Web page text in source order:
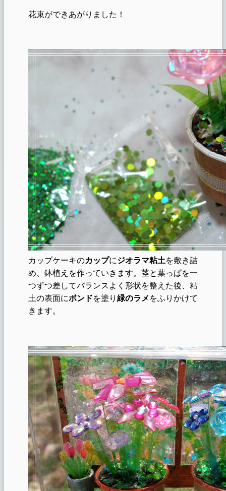
花束ができあがりました！
カップケーキのカップにジオラマ粘土を敷き詰
め、鉢植えを作っていきます。茎と葉っぱを一
つずつ差してバランスよく形状を整えた後、粘
土の表面にボンドを塗り 緑のラメ をふりかけて
きます。